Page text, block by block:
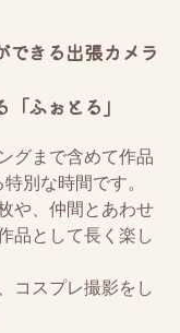
できる出張カメラ
ふぉとる」
グまで含めて作品
別な時間です。
や、仲間とあわせ
品として長く楽し
コスプレ撮影をし